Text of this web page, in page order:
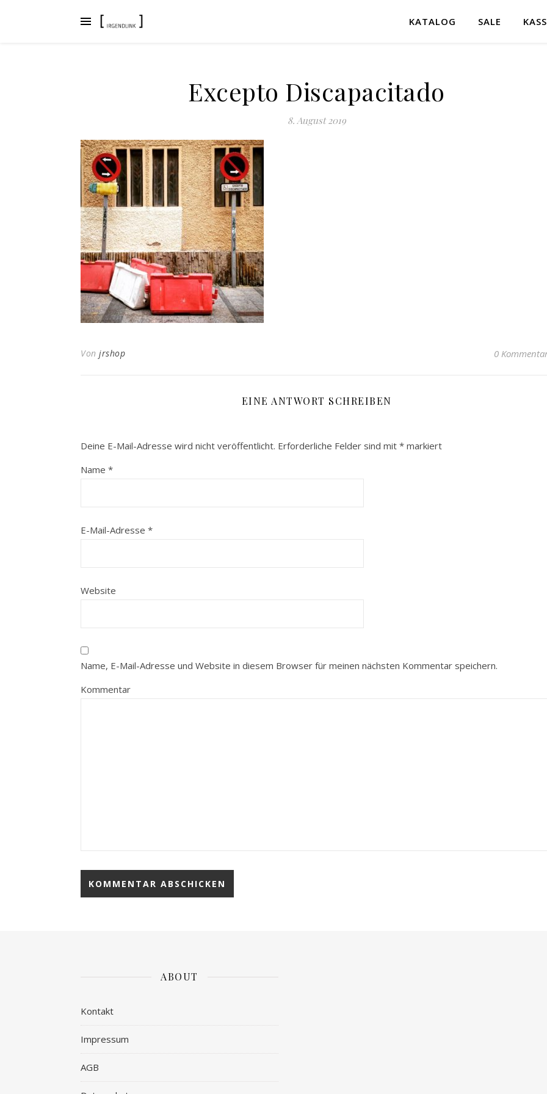
KATALOG SALE
Excepto Discapacitado
8. August 2019
Von jrshop 0
EINE ANTWORT SCHREIBEN
Deine E-Mail-Adresse wird nicht veröffentlicht. Erforderliche Felder sind mit * markiert
Name *
E-Mail-Adresse *
Website
Name, E-Mail-Adresse und Website in diesem Browser für meinen nächsten Kommentar speichern.
Kommentar
ABOUT
Kontakt
Impressum
AGB